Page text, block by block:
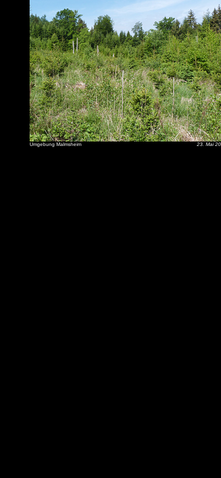
Umgebung Malmsheim 23. Mai